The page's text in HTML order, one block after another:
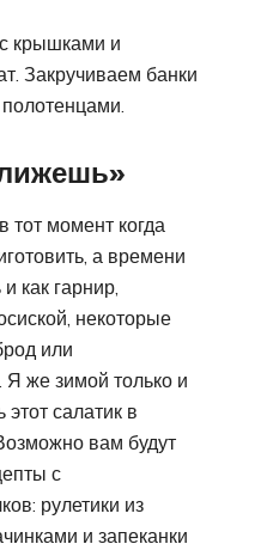
крышками и
Закручиваем банки
тот момент когда
а времени
как гарнир,
некоторые
или
Я же зимой только и
салатик в
вам будут
с
рулетики из
и запеканки